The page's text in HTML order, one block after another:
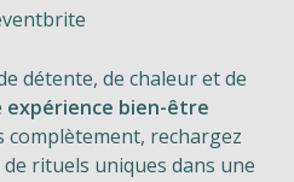
détente, de chaleur et de
expérience bien-être
complètement, rechargez
rituels uniques dans une